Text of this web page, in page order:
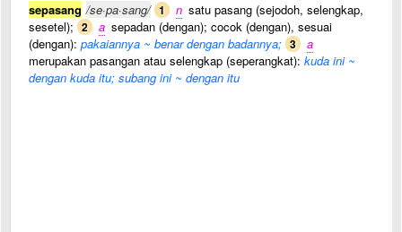
sepasang /se·pa·sang/ 1 n satu pasang (sejodoh, selengkap,
sesetel); 2 a sepadan (dengan); cocok (dengan), sesuai
(dengan): pakaiannya ~ benar dengan badannya; 3
a
merupakan pasangan atau selengkap (seperangkat): kuda ini ~
dengan kuda itu; subang ini ~ dengan itu